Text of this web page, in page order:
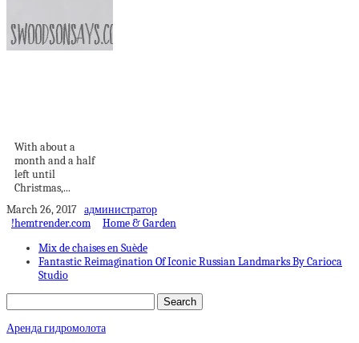
With about a
month and a half
left until
Christmas,...
March 26, 2017 администратор
!hemtrender.com
Home & Garden
Mix de chaises en Suède
Fantastic Reimagination Of Iconic Russian Landmarks By Carioca
Studio
Аренда гидромолота